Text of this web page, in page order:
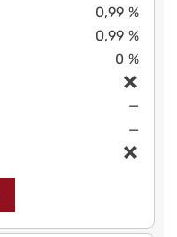
0,99 %
0,99 %
0 %
—
—